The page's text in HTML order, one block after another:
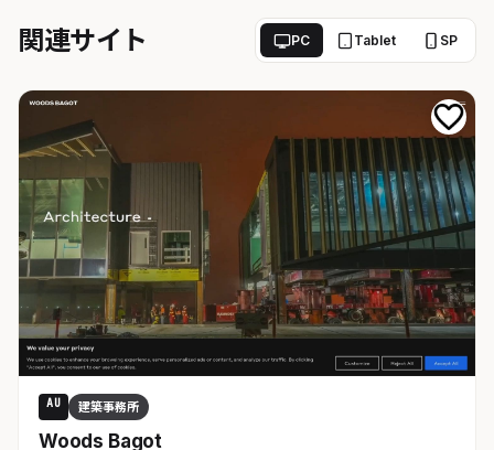
関連サイト PC Tablet SP
AU 建築事務所
Woods Bagot